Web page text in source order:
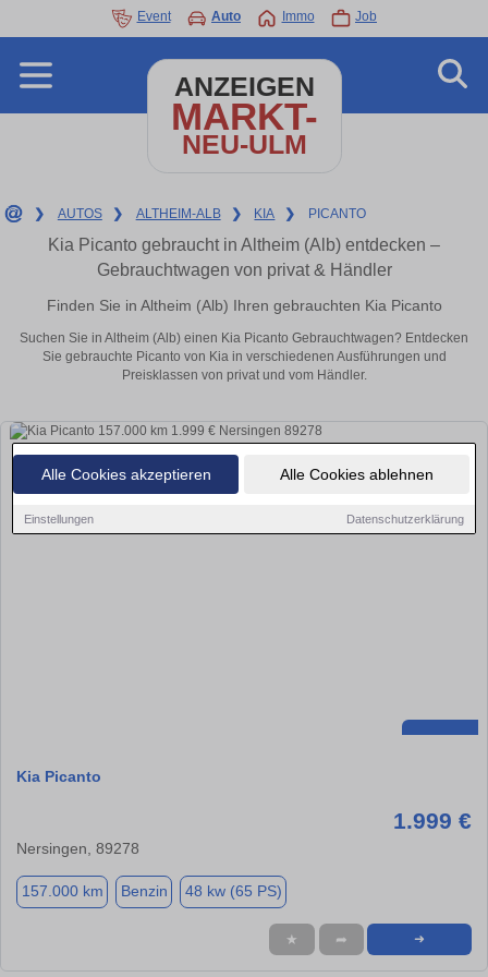
Alle Cookies akzeptieren Alle Cookies ablehnen
Einstellungen Datenschutzerklärung
Event Auto Immo Job
ANZEIGEN
MARKT-
NEU-ULM
❯ AUTOS ❯ ALTHEIM-ALB ❯ KIA ❯ PICANTO
Kia Picanto gebraucht in Altheim (Alb) entdecken –
Gebrauchtwagen von privat & Händler
Finden Sie in Altheim (Alb) Ihren gebrauchten Kia Picanto
Suchen Sie in Altheim (Alb) einen Kia Picanto Gebrauchtwagen? Entdecken
Sie gebrauchte Picanto von Kia in verschiedenen Ausführungen und
Preisklassen von privat und vom Händler.
Kia Picanto
1.999 €
Nersingen, 89278
157.000 km Benzin 48 kw (65 PS)
★ ➦ ➜